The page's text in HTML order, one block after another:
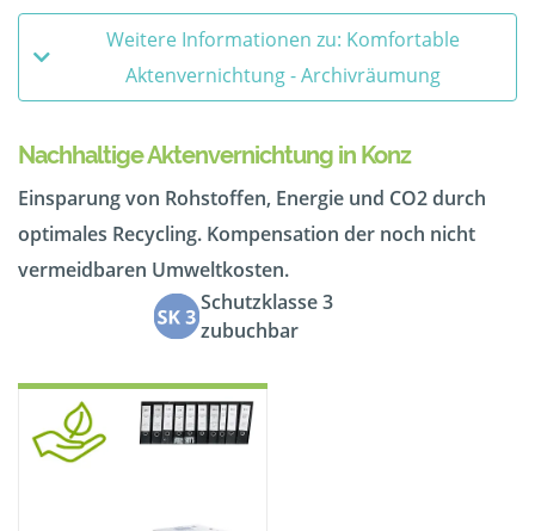
Weitere Informationen zu: Komfortable
Aktenvernichtung - Archivräumung
Nachhaltige Aktenvernichtung in Konz
Einsparung von Rohstoffen, Energie und CO2 durch
optimales Recycling. Kompensation der noch nicht
vermeidbaren Umweltkosten.
Schutzklasse 3
zubuchbar